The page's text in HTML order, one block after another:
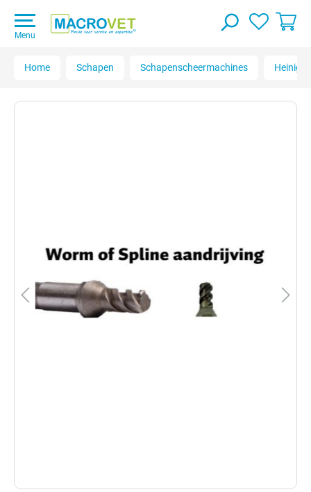
Menu
Home Schapen Schapenscheermachines